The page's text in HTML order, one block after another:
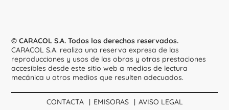
© CARACOL S.A. Todos los derechos reservados.
CARACOL S.A. realiza una reserva expresa de las
reproducciones y usos de las obras y otras prestaciones
accesibles desde este sitio web a medios de lectura
mecánica u otros medios que resulten adecuados.
CONTACTA EMISORAS
AVISO LEGAL